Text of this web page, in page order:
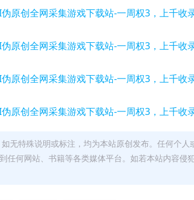
无特殊说明或标注，均为本站原创发布。任何个
任何网站、书籍等各类媒体平台。如若本站内容侵